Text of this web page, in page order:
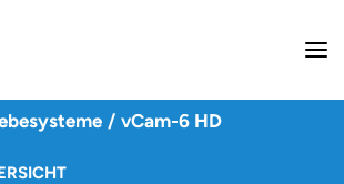
/ vCam-6 HD